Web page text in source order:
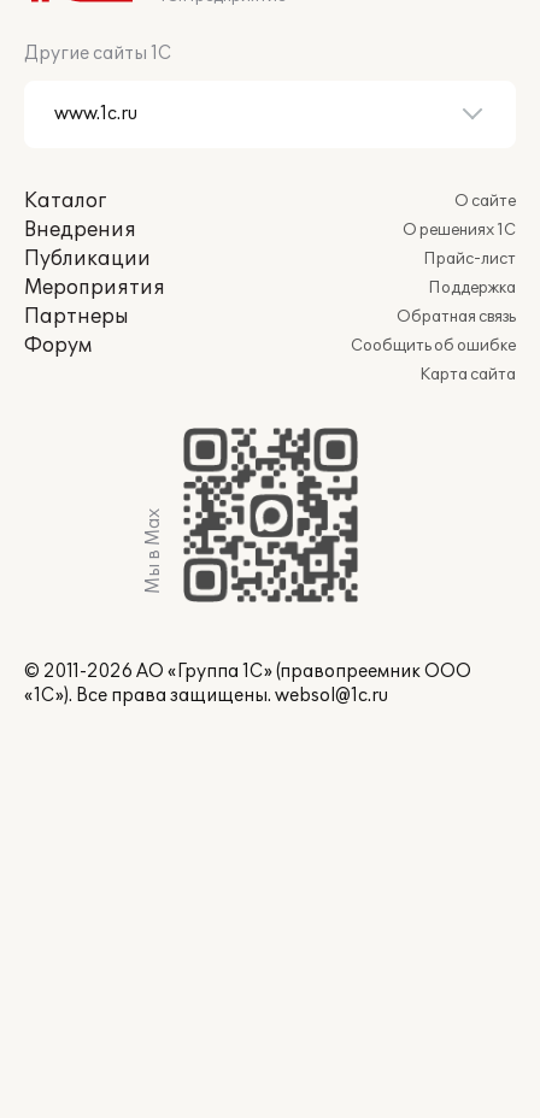
Другие сайты 1С
Каталог
Внедрения
Публикации
Мероприятия
Партнеры
Форум
О сайте
О решениях 1С
Прайс-лист
Поддержка
Обратная связь
Сообщить об ошибке
Карта сайта
Мы в Max
© 2011-2026 АО «Группа 1С» (правопреемник ООО
«1С»). Все права защищены. websol@1c.ru